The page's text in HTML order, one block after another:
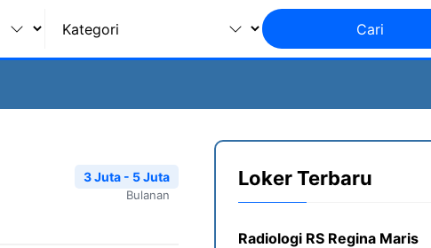
Cari
3 Juta - 5 Juta
Bulanan
Loker Terbaru
Radiologi RS Regina Maris